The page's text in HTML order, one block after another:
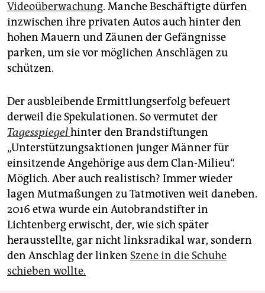
Videoüberwachung. Manche Beschäftigte dürfen
inzwischen ihre privaten Autos auch hinter den
hohen Mauern und Zäunen der Gefängnisse
parken, um sie vor möglichen Anschlägen zu
schützen.
Der ausbleibende Ermittlungserfolg befeuert
derweil die Spekulationen. So vermutet der
Tagesspiegelhinter den Brandstiftungen
„Unterstützungsaktionen junger Männer für
einsitzende Angehörige aus dem Clan-Milieu“.
Möglich. Aber auch realistisch? Immer wieder
lagen Mutmaßungen zu Tatmotiven weit daneben.
2016 etwa wurde ein Autobrandstifter in
Lichtenberg erwischt, der, wie sich später
herausstellte, gar nicht linksradikal war, sondern
den Anschlag der linken Szene in die Schuhe
schieben wollte.